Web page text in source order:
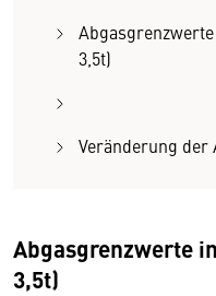
3,5t)
Veränderung der
Abgasgrenzwerte
3,5t)